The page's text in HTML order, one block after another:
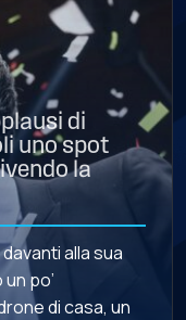
di
uno spot
la
alla sua
po’
di casa, un